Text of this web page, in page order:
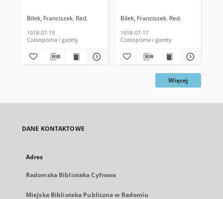
Bilek, Franciszek. Red.
1918-07-19
Czasopisma i gazety
Bilek, Franciszek. Red.
1918-07-17
Czasopisma i gazety
Więcej
DANE KONTAKTOWE
Adres
Radomska Biblioteka Cyfrowa
Miejska Biblioteka Publiczna w Radomiu